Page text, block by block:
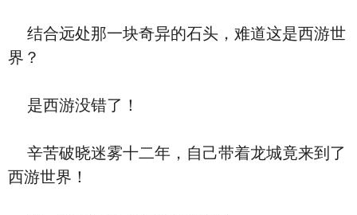
结合远处那一块奇异的石头，难道这是西游世
界？
是西游没错了！
辛苦破晓迷雾十二年，自己带着龙城竟来到了
西游世界！